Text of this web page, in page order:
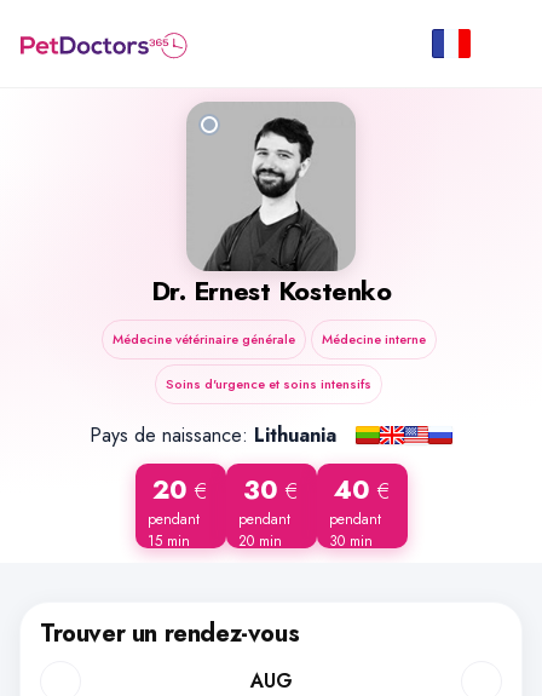
Dr. Ernest Kostenko
Médecine vétérinaire générale Médecine interne
Soins d'urgence et soins intensifs
Pays de naissance: Lithuania
20 €
pendant
15 min
30 €
pendant
20 min
40 €
pendant
30 min
Trouver un rendez-vous
AUG